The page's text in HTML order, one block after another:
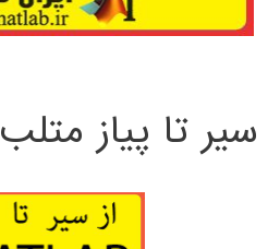
سیر تا پیاز متلب MATLAB